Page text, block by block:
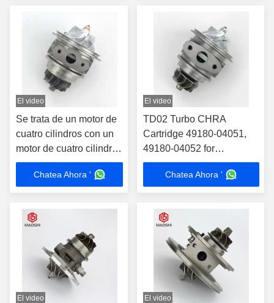
El video
Se trata de un motor de
cuatro cilindros con un
motor de cuatro cilindros
y un motor de cuatro
cilindros.0
Chatea Ahora '
El video
TD02 Turbo CHRA
Cartridge 49180-04051,
49180-04052 for
12685682, 12679375 Fit
Buick Encore/Chevrolet
Cruze/Opel 1.4T
Chatea Ahora '
El video El video